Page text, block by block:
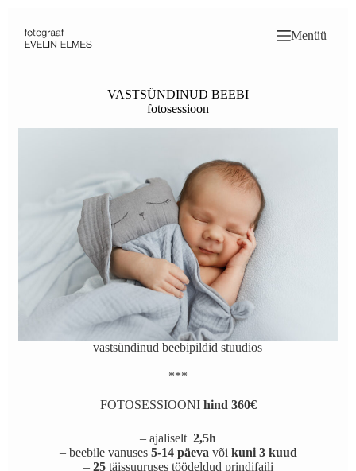
content
Menüü
VASTSÜNDINUD BEEBI
fotosessioon
vastsündinud beebipildid stuudios
***
FOTOSESSIOONI hind 360€
– ajaliselt 2,5h
– beebile vanuses5-14 päeva või kuni 3 kuud
– 25täissuuruses töödeldud prindifaili